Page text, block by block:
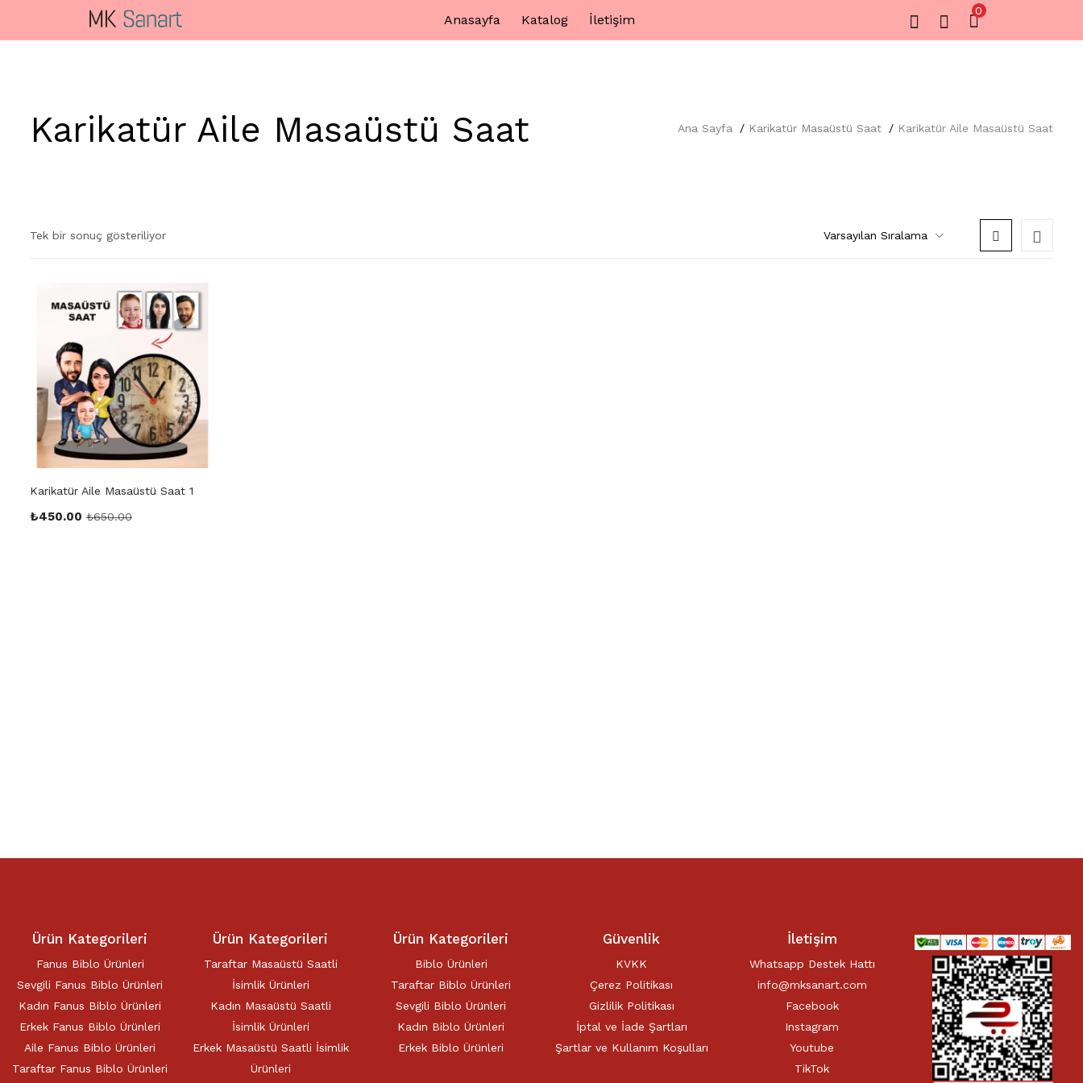
Anasayfa Katalog İletişim
0
Ana Sayfa Karikatür Masaüstü Saat Karikatür Aile Masaüstü Saat
Karikatür Aile Masaüstü Saat
Tek bir sonuç gösteriliyor Varsayılan Sıralama
Karikatür Aile Masaüstü Saat 1
₺450.00 ₺650.00
Ürün Kategorileri
Fanus Biblo Ürünleri
Sevgili Fanus Biblo Ürünleri
Kadın Fanus Biblo Ürünleri
Erkek Fanus Biblo Ürünleri
Aile Fanus Biblo Ürünleri
Taraftar Fanus Biblo Ürünleri
Ürün Kategorileri
Taraftar Masaüstü Saatli
İsimlik Ürünleri
Kadın Masaüstü Saatli
İsimlik Ürünleri
Erkek Masaüstü Saatli İsimlik
Ürünleri
Ürün Kategorileri
Biblo Ürünleri
Taraftar Biblo Ürünleri
Sevgili Biblo Ürünleri
Kadın Biblo Ürünleri
Erkek Biblo Ürünleri
Güvenlik
KVKK
Çerez Politikası
Gizlilik Politikası
İptal ve İade Şartları
Şartlar ve Kullanım Koşulları
İletişim
Whatsapp Destek Hattı
info@mksanart.com
Facebook
Instagram
Youtube
TikTok